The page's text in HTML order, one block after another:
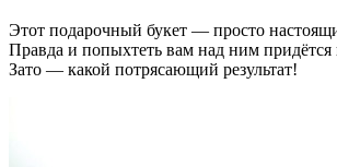
Этот подарочный букет — просто
Правда и попыхтеть вам над ним придётся
Зато — какой потрясающий результат!